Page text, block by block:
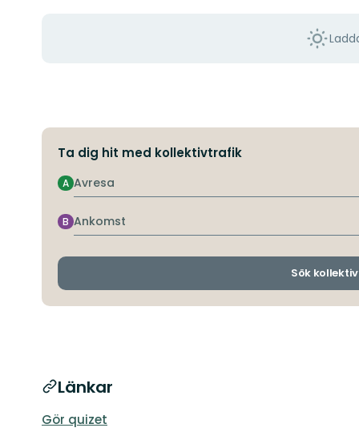
Ta dig hit med kollektivtrafik
Avresa
A
Ankomst
B
Sök
Länkar
Gör quizet